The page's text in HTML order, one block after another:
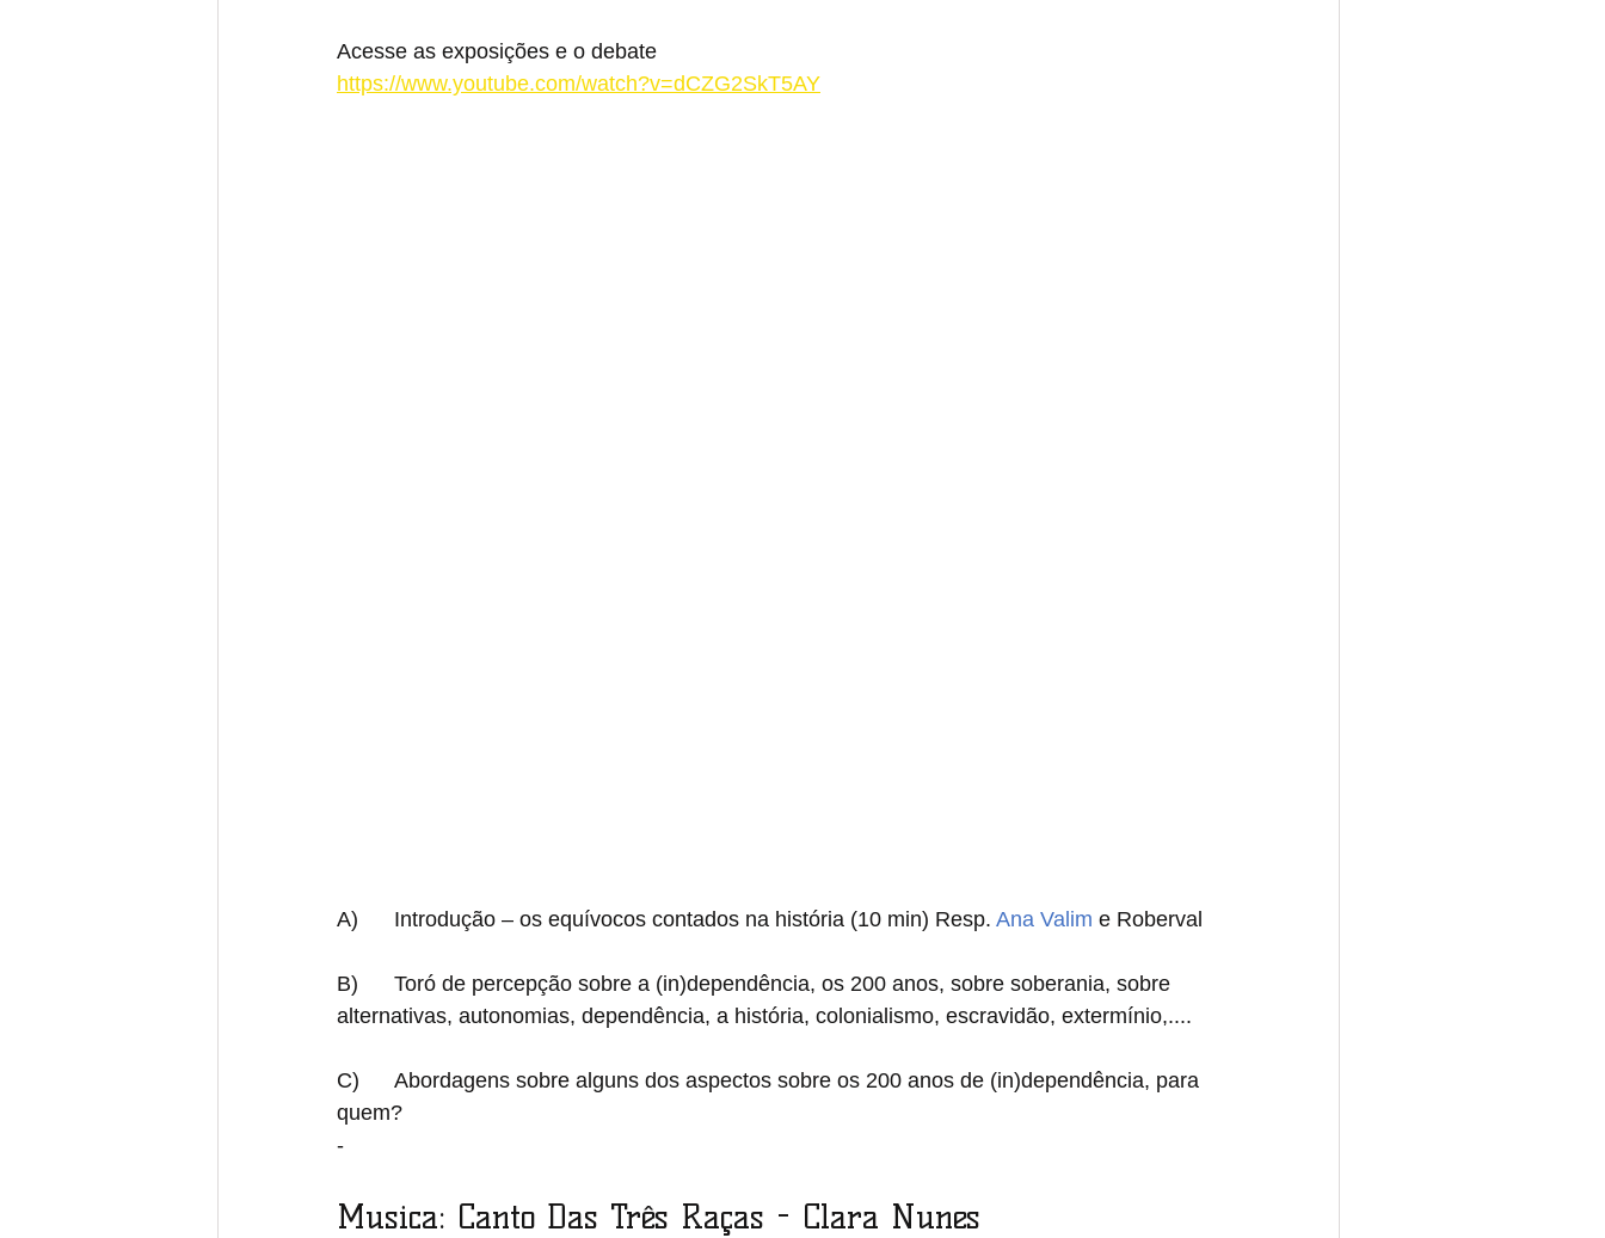
Acesse as exposições e o debate
https://www.youtube.com/watch?v=dCZG2SkT5AY
A)      Introdução – os equívocos contados na história (10 min) Resp. Ana Valim e Roberval
B)      Toró de percepção sobre a (in)dependência, os 200 anos, sobre soberania, sobre
alternativas, autonomias, dependência, a história, colonialismo, escravidão, extermínio,....
C)      Abordagens sobre alguns dos aspectos sobre os 200 anos de (in)dependência, para
quem?
-
Musica: Canto Das Três Raças - Clara Nunes